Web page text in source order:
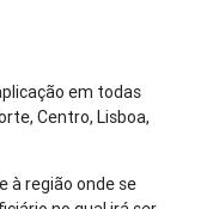
em todas
Centro, Lisboa,
à região onde se